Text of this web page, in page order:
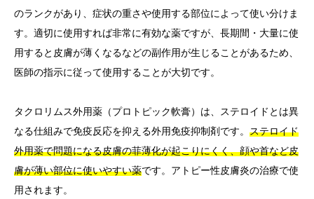
のランクがあり、症状の重さや使用する部位によって使い分けま
す。適切に使用すれば非常に有効な薬ですが、長期間・大量に使
用すると皮膚が薄くなるなどの副作用が生じることがあるため、
医師の指示に従って使用することが大切です。
タクロリムス外用薬（プロトピック軟膏）は、ステロイドとは異
なる仕組みで免疫反応を抑える外用免疫抑制剤です。 ステロイド
外用薬で問題になる皮膚の菲薄化が起こりにくく、顔や首など皮
膚が薄い部位に使いやすい薬です。アトピー性皮膚炎の治療で使
用されます。